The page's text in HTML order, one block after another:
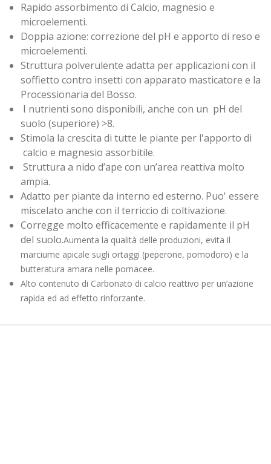
Rapido assorbimento di Calcio, magnesio e
microelementi.
Doppia azione: correzione del pH e apporto di reso e
microelementi.
Struttura polverulente adatta per applicazioni con il
soffietto contro insetti con apparato masticatore e la
Processionaria del Bosso.
I nutrienti sono disponibili, anche con un pH del
suolo (superiore) >8.
Stimola la crescita di tutte le piante per l'apporto di
calcio e magnesio assorbitile.
Struttura a nido d’ape con un’area reattiva molto
ampia.
Adatto per piante da interno ed esterno. Puo' essere
miscelato anche con il terriccio di coltivazione.
Corregge molto efficacemente e rapidamente il pH
del suolo.Aumenta la qualità delle produzioni, evita il
marciume apicale sugli ortaggi (peperone, pomodoro) e la
butteratura amara nelle pomacee.
Alto contenuto di Carbonato di calcio reattivo per un’azione
rapida ed ad effetto rinforzante.